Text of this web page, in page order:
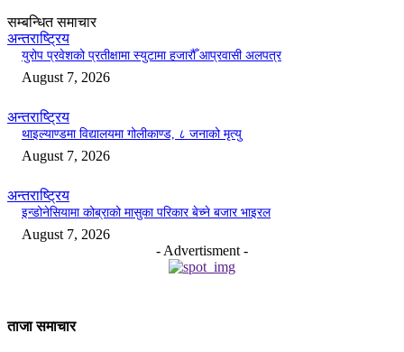
सम्बन्धित समाचार
अन्तराष्ट्रिय
युरोप प्रवेशको प्रतीक्षामा स्युटामा हजारौँ आप्रवासी अलपत्र
August 7, 2026
अन्तराष्ट्रिय
थाइल्याण्डमा विद्यालयमा गोलीकाण्ड, ८ जनाको मृत्यु
August 7, 2026
अन्तराष्ट्रिय
इन्डोनेसियामा कोब्राको मासुका परिकार बेच्ने बजार भाइरल
August 7, 2026
- Advertisment -
ताजा समाचार